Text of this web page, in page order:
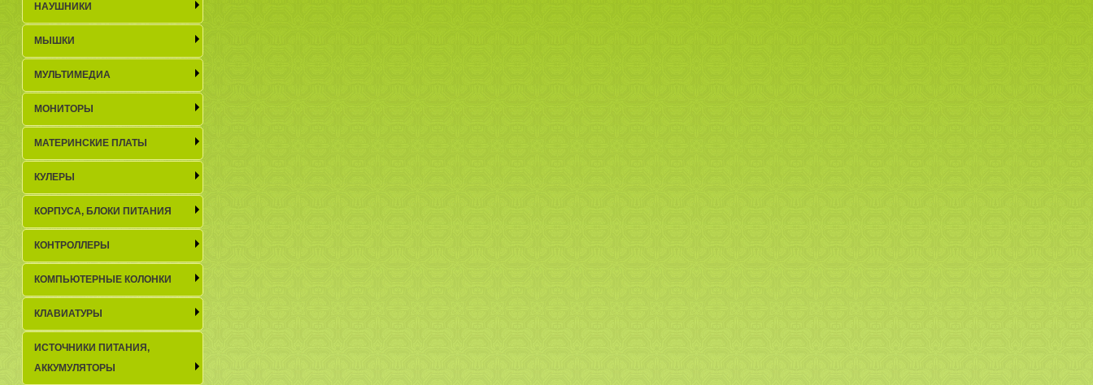
НАУШНИКИ
МЫШКИ
МУЛЬТИМЕДИА
МОНИТОРЫ
МАТЕРИНСКИЕ ПЛАТЫ
КУЛЕРЫ
КОРПУСА, БЛОКИ ПИТАНИЯ
КОНТРОЛЛЕРЫ
КОМПЬЮТЕРНЫЕ КОЛОНКИ
КЛАВИАТУРЫ
ИСТОЧНИКИ ПИТАНИЯ,
АККУМУЛЯТОРЫ